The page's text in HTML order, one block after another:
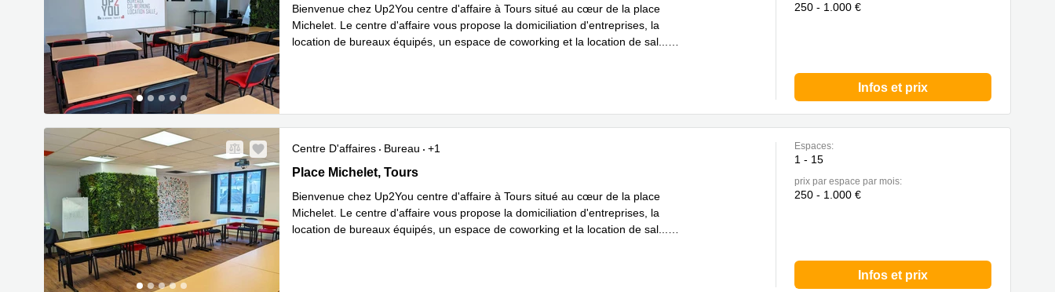
Bienvenue chez Up2You centre d'affaire à Tours situé au cœur de la place
Michelet. Le centre d'affaire vous propose la domiciliation d'entreprises, la
location de bureaux équipés, un espace de coworking et la location de sal
250 - 1.000 €
Infos et prix
Centre D'affaires Bureau
+1
Place Michelet 15, Tours
Place Michelet, Tours
Bienvenue chez Up2You centre d'affaire à Tours situé au cœur de la place
Michelet. Le centre d'affaire vous propose la domiciliation d'entreprises, la
location de bureaux équipés, un espace de coworking et la location de sal
Espaces:
1 - 15
prix par espace par mois:
250 - 1.000 €
Infos et prix